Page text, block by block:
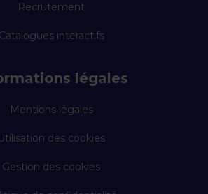
Recrutement
Catalogues interactifs
légales
Mentions légales
des cookies
Gestion des cookies